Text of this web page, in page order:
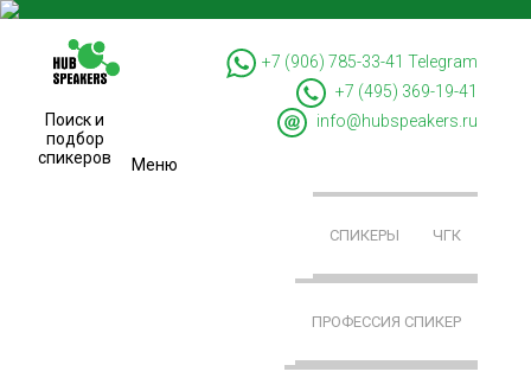
Поиск и
подбор
спикеров
+7 (906) 785-33-41 Telegram
+7 (495) 369-19-41
info@hubspeakers.ru
Меню
СПИКЕРЫ ЧГК
ПРОФЕССИЯ СПИКЕР